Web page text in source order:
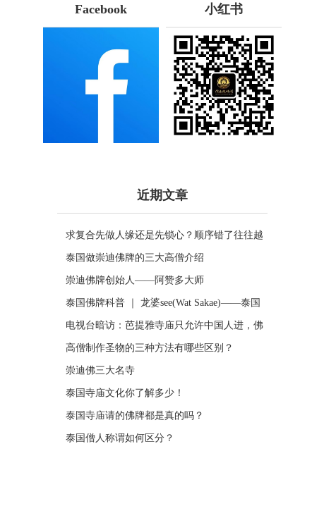
Facebook 小红书
近期文章
求复合先做人缘还是先锁心？顺序错了往往越
做越乱
泰国做崇迪佛牌的三大高僧介绍
崇迪佛牌创始人——阿赞多大师
泰国佛牌科普 ｜ 龙婆see(Wat Sakae)——泰国
四面神前三高僧
电视台暗访：芭提雅寺庙只允许中国人进，佛
牌高于常价100多倍！
高僧制作圣物的三种方法有哪些区别？
崇迪佛三大名寺
泰国寺庙文化你了解多少！
泰国寺庙请的佛牌都是真的吗？
泰国僧人称谓如何区分？